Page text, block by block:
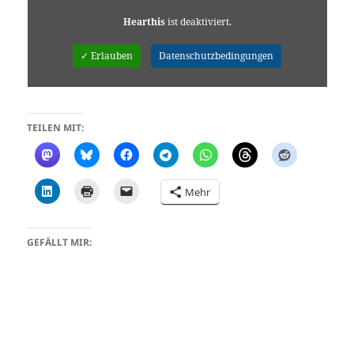
Hearthisist deaktiviert.
✓ Erlauben Datenschutzbedingungen
TEILEN MIT:
Mehr
GEFÄLLT MIR: